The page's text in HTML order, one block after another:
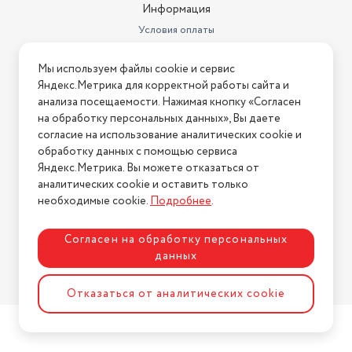
Информация
Условия оплаты
Условия возврата
Нашли ошибку на сайте? Напишите нам
2026 © Интернет-магазин "АстМаркет". У нас есть всё!
Политика конфиденциальности
Разработка сайтаASTDESIGN
Мы используем файлы cookie и сервис
Яндекс.Метрика для корректной работы сайта и
анализа посещаемости. Нажимая кнопку «Согласен
на обработку персональных данных», Вы даете
согласие на использование аналитических cookie и
обработку данных с помощью сервиса
Яндекс.Метрика. Вы можете отказаться от
аналитических cookie и оставить только
необходимые cookie.Подробнее.
Согласен на обработку персональных
данных
Отказаться от аналитических cookie